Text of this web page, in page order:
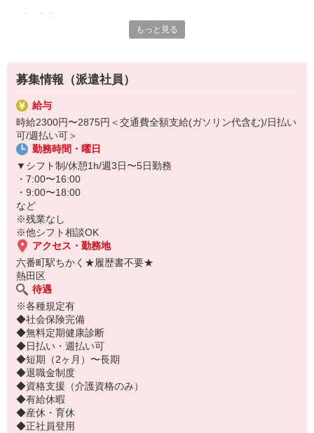
・服薬管理
・介護職員や訪問医との連携
・看護記録の作成 等
日勤のみでシフトの融通が利くので、
無理なく長く続けられますよ♪
周囲とのコミュニケーションを大切にできる方、大歓迎◎
もっと見る
募集情報（派遣社員）
給与
時給2300円〜2875円＜交通費全額支給(ガソリン代含む)/日払い
可/週払い可＞
勤務時間・曜日
▼シフト制/休憩1h/週3日〜5日勤務
・7:00〜16:00
・9:00〜18:00
など
※残業なし
※他シフト相談OK
アクセス・勤務地
六番町駅ちかく★履歴書不要★
熱田区
待遇
※各種規定有
◆社会保険完備
◆無料定期健康診断
◆日払い・週払い可
◆短期（2ヶ月）〜長期
◆退職金制度
◆資格支援（介護資格のみ）
◆有給休暇
◆産休・育休
◆正社員登用